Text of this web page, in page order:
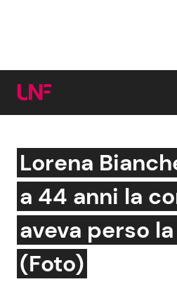
Cerca:
News e Cronaca
Attualità Italiana
Lorena
a 44 anni la
aveva perso
(Foto)